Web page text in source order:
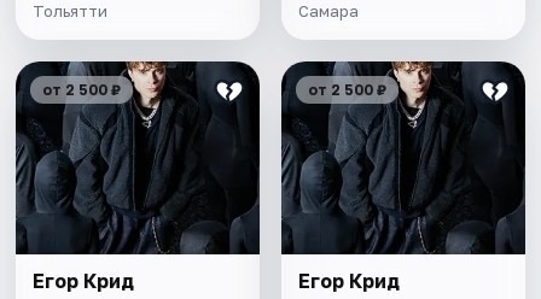
Тольятти Самара
от 2 500 ₽
Егор Крид
от 2 500 ₽
Егор Крид